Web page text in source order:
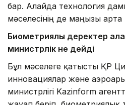
бар. Алайда технология
мәселесінің де маңызы арта
Биометриялық деректер
министрлік не дейді
Бұл мәселеге қатысты ҚР
инновациялар және
министрлігі Kazinform